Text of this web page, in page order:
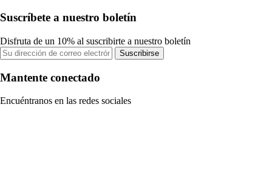
Suscríbete a nuestro boletín
Disfruta de un 10% al suscribirte a nuestro boletín
Suscribirse
Mantente conectado
Encuéntranos en las redes sociales